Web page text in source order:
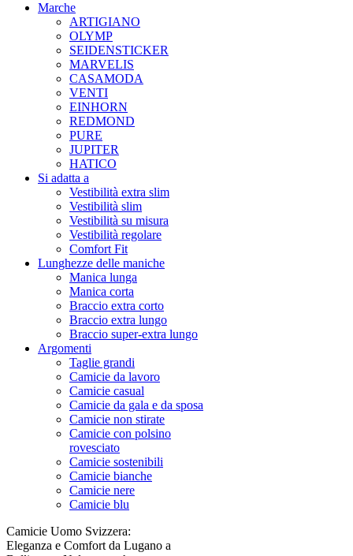
Marche
ARTIGIANO
OLYMP
SEIDENSTICKER
MARVELIS
CASAMODA
VENTI
EINHORN
REDMOND
PURE
JUPITER
HATICO
Si adatta a
Vestibilità extra slim
Vestibilità slim
Vestibilità su misura
Vestibilità regolare
Comfort Fit
Lunghezze delle maniche
Manica lunga
Manica corta
Braccio extra corto
Braccio extra lungo
Braccio super-extra lungo
Argomenti
Taglie grandi
Camicie da lavoro
Camicie casual
Camicie da gala e da sposa
Camicie non stirate
Camicie con polsino
rovesciato
Camicie sostenibili
Camicie bianche
Camicie nere
Camicie blu
Camicie Uomo Svizzera:
Eleganza e Comfort da Lugano a